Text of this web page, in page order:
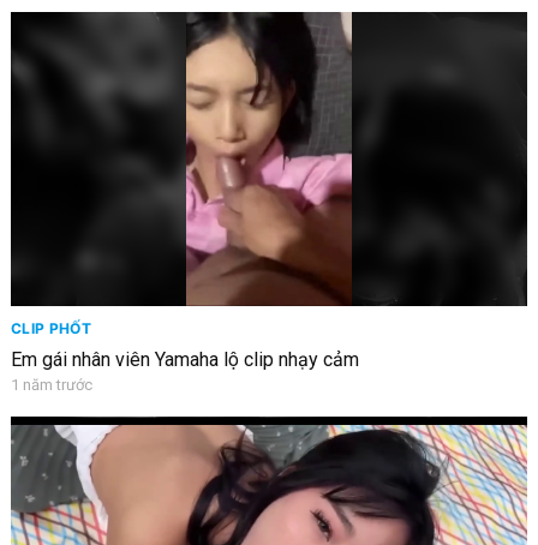
CLIP PHỐT
Em gái nhân viên Yamaha lộ clip nhạy cảm
1 năm trước